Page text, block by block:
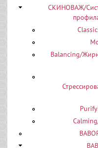
СКИНОВАЖ/
Balancing/